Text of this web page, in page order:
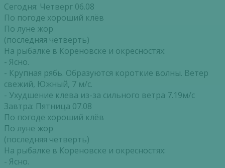
Сегодня: Четверг 06.08
По погоде хороший клёв
По луне жор
(последняя четверть)
На рыбалке в Кореновске и окресностях:
- Ясно.
- Крупная рябь. Образуются короткие волны. Ветер
свежий, Южный, 7 м/с.
- Ухудшение клева из-за сильного ветра 7.19м/с
Завтра: Пятница 07.08
По погоде хороший клёв
По луне жор
(последняя четверть)
На рыбалке в Кореновске и окресностях:
- Ясно.